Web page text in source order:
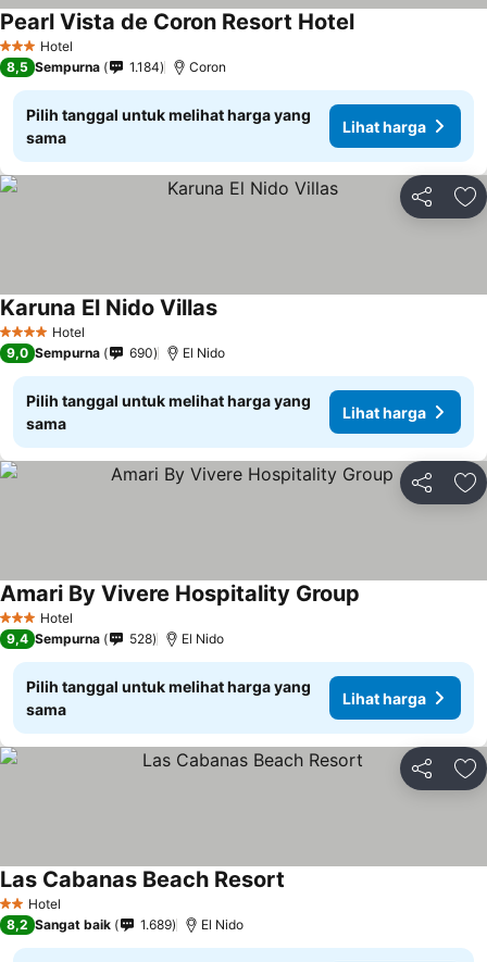
3 BintangHotel
Pearl Vista de Coron Resort HotelLihat harga
8,5 Sempurna 1.184 Coron
Pilih tanggal untuk melihat harga yang
sama
Lihat harga
Bagikan
4 BintangHotel
Karuna El Nido VillasLihat harga
9,0 Sempurna 690 El Nido
Pilih tanggal untuk melihat harga yang
sama
Lihat harga
Bagikan
3 BintangHotel
Amari By Vivere Hospitality Group
9,4 Sempurna 528 El Nido
Pilih tanggal untuk melihat harga yang
sama
Lihat harga
Bagikan
2 Bintang
Hotel
Las Cabanas Beach Resort
8,2 Sangat baik 1.689 El Nido